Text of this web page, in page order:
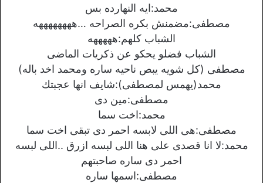
محمد:ايه النهارده بس
مصطفى:مضمنش بكره الصراحه …ههههههههه
الشباب كلهم:هههههه
الشباب فضلو يحكو عن ذكريات الماضى
مصطفى (كل شويه يبص ناحيه ساره ومحمد اخد باله)
محمد(يهمس لمصطفى):شايف انها عجبتك
مصطفى:مين دى
محمد:اخت سما
مصطفى:هى اللى لابسه احمر دى تبقى اخت سما
محمد:لا انا قصدى على هنا اللى لبسه ازرق ..اللى لبسه
احمر دى ساره صاحبتهم
مصطفى:اسمها ساره